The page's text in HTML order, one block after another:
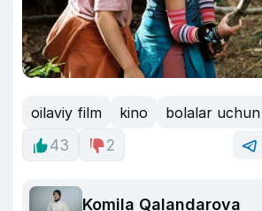
oilaviy film kino
bolalar
43
2
Komila Qalandarova